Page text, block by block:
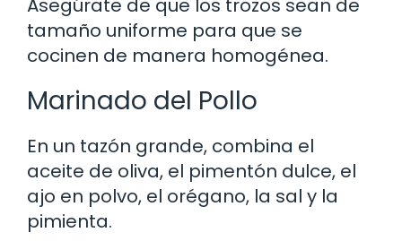
Asegúrate de que los trozos sean de
tamaño uniforme para que se
cocinen de manera homogénea.
Marinado del Pollo
En un tazón grande, combina el
aceite de oliva, el pimentón dulce, el
ajo en polvo, el orégano, la sal y la
pimienta.